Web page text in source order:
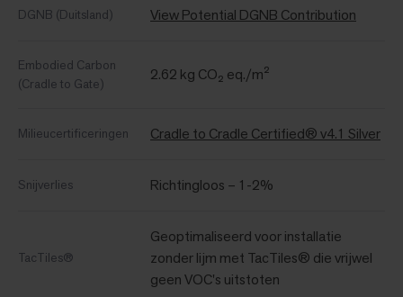
DGNB (Duitsland) View Potential DGNB Contribution
Embodied Carbon
(Cradle to Gate)
2.62 kg CO₂ eq./m²
Milieucertificeringen Cradle to Cradle Certified® v4.1 Silver
Snijverlies Richtingloos – 1-2%
TacTiles®
Geoptimaliseerd voor installatie
zonder lijm met TacTiles® die vrijwel
geen VOC's uitstoten